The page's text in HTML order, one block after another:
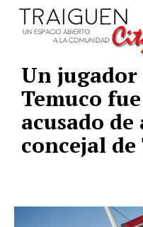
Un jugador
Temuco
acusado
concejal